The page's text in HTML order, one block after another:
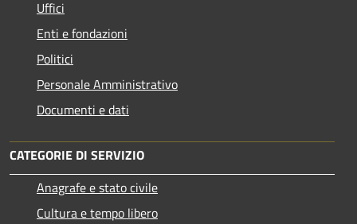
Uffici
Enti e fondazioni
Politici
Personale Amministrativo
Documenti e dati
CATEGORIE DI SERVIZIO
Anagrafe e stato civile
Cultura e tempo libero